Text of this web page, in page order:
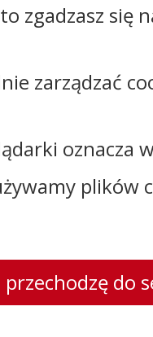
zgadzasz się
zarządzać
oznacza
plików
do